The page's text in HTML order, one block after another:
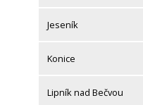
Jeseník
Konice
Lipník nad Bečvou